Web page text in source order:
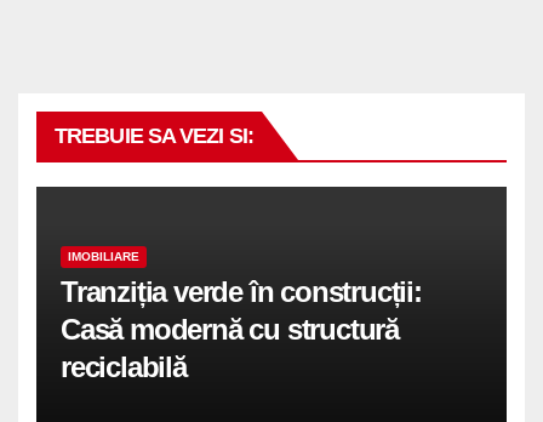
TREBUIE SA VEZI SI:
IMOBILIARE
Tranziția verde în construcții:
Casă modernă cu structură
reciclabilă